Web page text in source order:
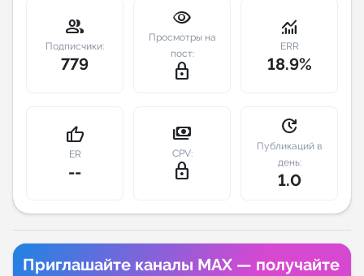
Индивидуальное сопровождение
Аналитика Telegram
group
Подписчики:
779
visibility
Просмотры на
пост:
lock_outline
monitoring
ERR
18.9%
thumb_up
ER
--
payments
CPV:
lock_outline
update
Публикаций в
день:
1.0
Приглашайте каналы MAX — получайте